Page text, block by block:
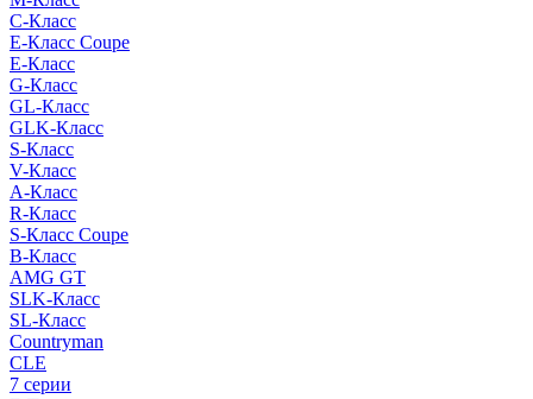
C-Класс
E-Класс Coupe
E-Класс
G-Класс
GL-Класс
GLK-Класс
S-Класс
V-Класс
A-Класс
R-Класс
S-Класс Сoupe
B-Класс
AMG GT
SLK-Класс
SL-Класс
Countryman
CLE
7 серии